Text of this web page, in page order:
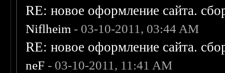
RE: новое оформление сайта.
Niflheim - 03-10-2011, 03:44 AM
RE: новое оформление сайта.
neF - 03-10-2011, 11:41 AM